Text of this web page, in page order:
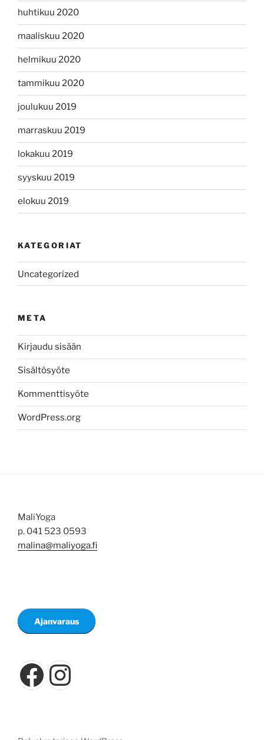
huhtikuu 2020
maaliskuu 2020
helmikuu 2020
tammikuu 2020
joulukuu 2019
marraskuu 2019
lokakuu 2019
syyskuu 2019
elokuu 2019
KATEGORIAT
Uncategorized
META
Kirjaudu sisään
Sisältösyöte
Kommenttisyöte
WordPress.org
MaliYoga
p. 041 523 0593
malina@maliyoga.fi
Ajanvaraus
Facebook
Instagram